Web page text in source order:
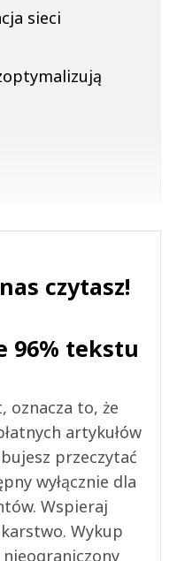
sieci
czytasz!
96% tekstu
oznacza to, że
artykułów
przeczytać
wyłącznie dla
Wspieraj
Wykup